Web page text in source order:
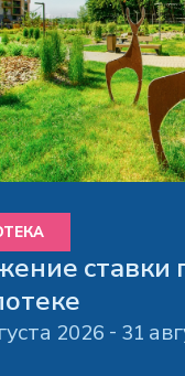
ставки
2026 - 31